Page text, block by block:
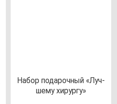
Набор по­да­роч­ный «Луч­
ше­му хи­рур­гу»